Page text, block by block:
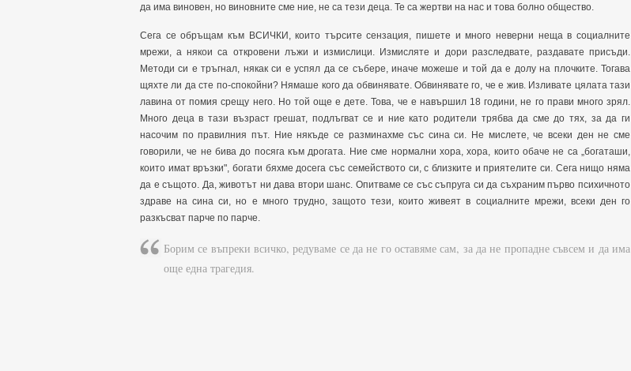
да има виновен, но виновните сме ние, не са тези деца. Те са жертви на нас и това болно общество.
Сега се обръщам към ВСИЧКИ, които търсите сензация, пишете и много неверни неща в социалните
мрежи, а някои са откровени лъжи и измислици. Измисляте и дори разследвате, раздавате присъди.
Методи си е тръгнал, някак си е успял да се събере, иначе можеше и той да е долу на плочките. Тогава
щяхте ли да сте по-спокойни? Нямаше кого да обвинявате. Обвинявате го, че е жив. Изливате цялата тази
лавина от помия срещу него. Но той още е дете. Това, че е навършил 18 години, не го прави много зрял.
Много деца в тази възраст грешат, подлъгват се и ние като родители трябва да сме до тях, за да ги
насочим по правилния път. Ние някъде се разминахме със сина си. Не мислете, че всеки ден не сме
говорили, че не бива до посяга към дрогата. Ние сме нормални хора, хора, които обаче не са „богаташи,
които имат връзки", богати бяхме досега със семейството си, с близките и приятелите си. Сега нищо няма
да е същото. Да, животът ни дава втори шанс. Опитваме се със съпруга си да съхраним първо психичното
здраве на сина си, но е много трудно, защото тези, които живеят в социалните мрежи, всеки ден го
разкъсват парче по парче.
Борим се въпреки всичко, редуваме се да не го оставяме сам, за да не пропадне съвсем и да има
още една трагедия.